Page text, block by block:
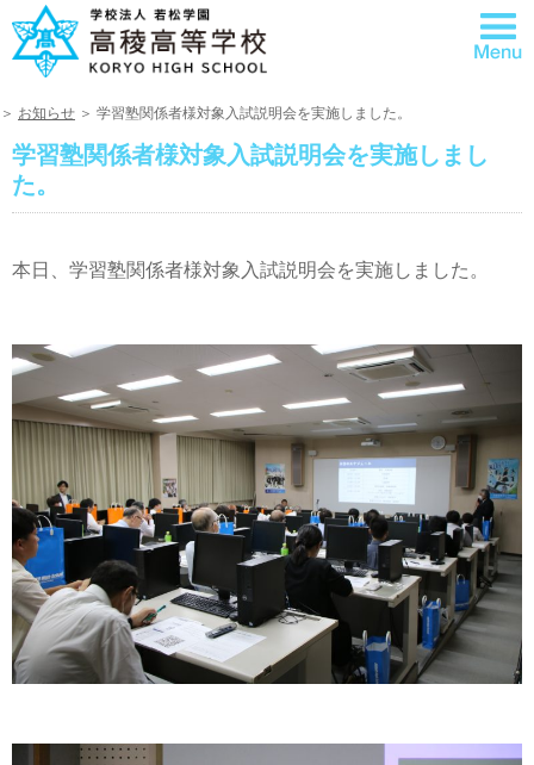
＞ お知らせ ＞ 学習塾関係者様対象入試説明会を実施しました。
学習塾関係者様対象入試説明会を実施しまし
た。
本日、学習塾関係者様対象入試説明会を実施しました。